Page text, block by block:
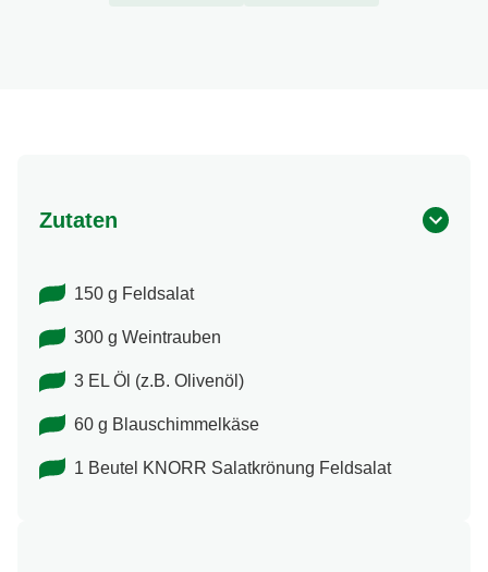
Zutaten
150 g Feldsalat
300 g Weintrauben
3 EL Öl (z.B. Olivenöl)
60 g Blauschimmelkäse
1 Beutel KNORR Salatkrönung Feldsalat